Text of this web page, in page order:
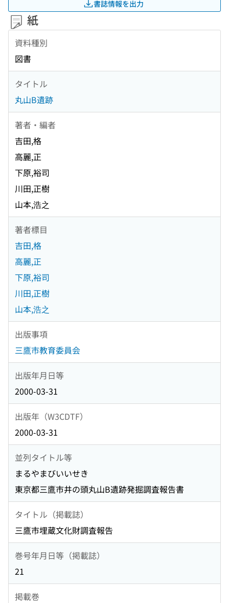
書誌情報を出力
紙
資料種別
図書
タイトル
丸山B遺跡
著者・編者
吉田,格
高麗,正
下原,裕司
川田,正樹
山本,浩之
著者標目
吉田,格
高麗,正
下原,裕司
川田,正樹
山本,浩之
出版事項
三鷹市教育委員会
出版年月日等
2000-03-31
出版年（W3CDTF）
2000-03-31
並列タイトル等
まるやまびいいせき
東京都三鷹市井の頭丸山B遺跡発掘調査報告書
タイトル（掲載誌）
三鷹市埋蔵文化財調査報告
巻号年月日等（掲載誌）
21
掲載巻